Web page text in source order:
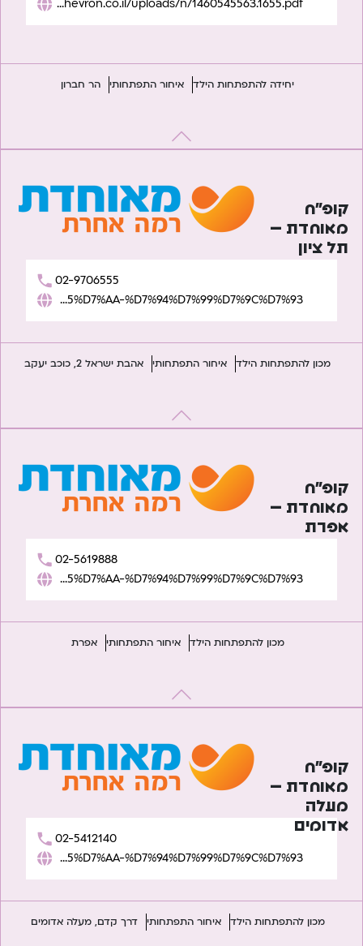
https://www.hrhevron.co.il/uploads/n/1460545563.1655.pdf
יחידה להתפתחות הילד איחור התפתחותי הר חברון
קופ”ח
מאוחדת –
תל ציון
02-9706555
https://www.meuhedet.co.il/%D7%94%D7%AA%D7%A4%D7%AA%D7%97%D7%95%D7%AA-%D7%94%D7%99%D7%9C%D7%93/
מכון להתפתחות הילד איחור התפתחותי אהבת ישראל 2, כוכב יעקב
קופ”ח
מאוחדת –
אפרת
02-5619888
https://www.meuhedet.co.il/%D7%94%D7%AA%D7%A4%D7%AA%D7%97%D7%95%D7%AA-%D7%94%D7%99%D7%9C%D7%93/
מכון להתפתחות הילד איחור התפתחותי אפרת
קופ”ח
מאוחדת –
מעלה
אדומים
02-5412140
https://www.meuhedet.co.il/%D7%94%D7%AA%D7%A4%D7%AA%D7%97%D7%95%D7%AA-%D7%94%D7%99%D7%9C%D7%93/
מכון להתפתחות הילד איחור התפתחותי דרך קדם, מעלה אדומים